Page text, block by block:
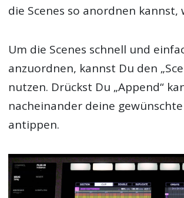
die Scenes so anordnen kannst,
Um die Scenes schnell und
anzuordnen, kannst Du den
nutzen. Drückst Du „Append“
nacheinander deine
antippen.